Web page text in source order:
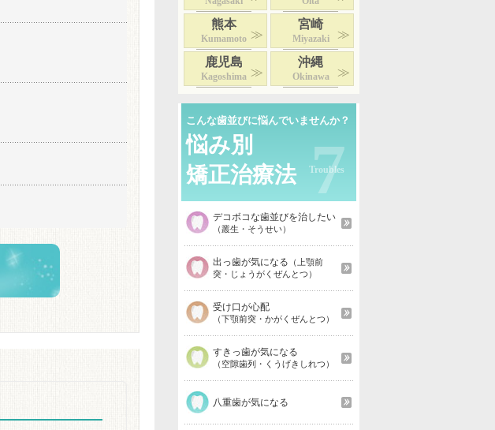
熊本
Kumamoto
宮崎
Miyazaki
鹿児島
Kagoshima
沖縄
Okinawa
こんな歯並びに悩んでいませんか？
悩み別
矯正治療法 7
デコボコな歯並びを治したい
（叢生・そうせい）
出っ歯が気になる （上顎前
突・じょうがくぜんとつ）
受け口が心配
（下顎前突・かがくぜんとつ）
すきっ歯が気になる
（空隙歯列・くうげきしれつ）
八重歯が気になる